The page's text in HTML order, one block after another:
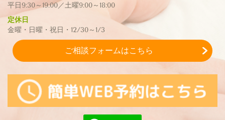
平日9:30～19:00／土曜9:00～18:00
定休日
金曜・日曜・祝日・12/30～1/3
ご相談フォームはこちら